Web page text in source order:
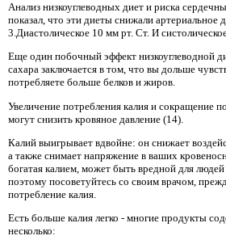
Анализ низкоуглеводных диет и риска
показал, что эти диеты снижали артериальное
3.Диастолическое 10 мм рт. Ст. И
Еще один побочный эффект низкоуглеводной
сахара заключается в том, что вы дольше
потребляете больше белков и жиров.
Увеличение потребления калия и сокращение
могут снизить кровяное давление (14).
Калий выигрывает вдвойне: он снижает
а также снимает напряжение в ваших
богатая калием, может быть вредной для
поэтому посоветуйтесь со своим врачом,
потребление калия.
Есть больше калия легко - многие продукты
несколько: